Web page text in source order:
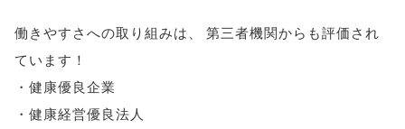
働きやすさへの取り組みは
第三者機関からも評価され
ています！
・健康優良企業
・健康経営優良法人